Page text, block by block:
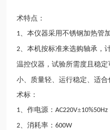
术特点：
1 、本仪器采用不锈钢加热管
2 、本机按标准来选购轴承，
温控仪器，试验所需度且稳定
小、质量轻、运行稳定、适合
术标：
1 、作电源：AC220V±10%50Hz
2 、消耗率：600W